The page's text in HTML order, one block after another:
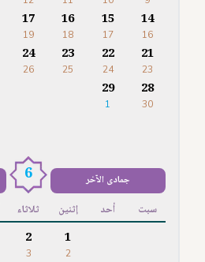
14
16
15
17
16
18
17
19
21
23
22
24
23
25
24
26
28
30
29
1
جمادى الآخر 6
سبت أحد إثنين ثلاثاء
1
2
2
3